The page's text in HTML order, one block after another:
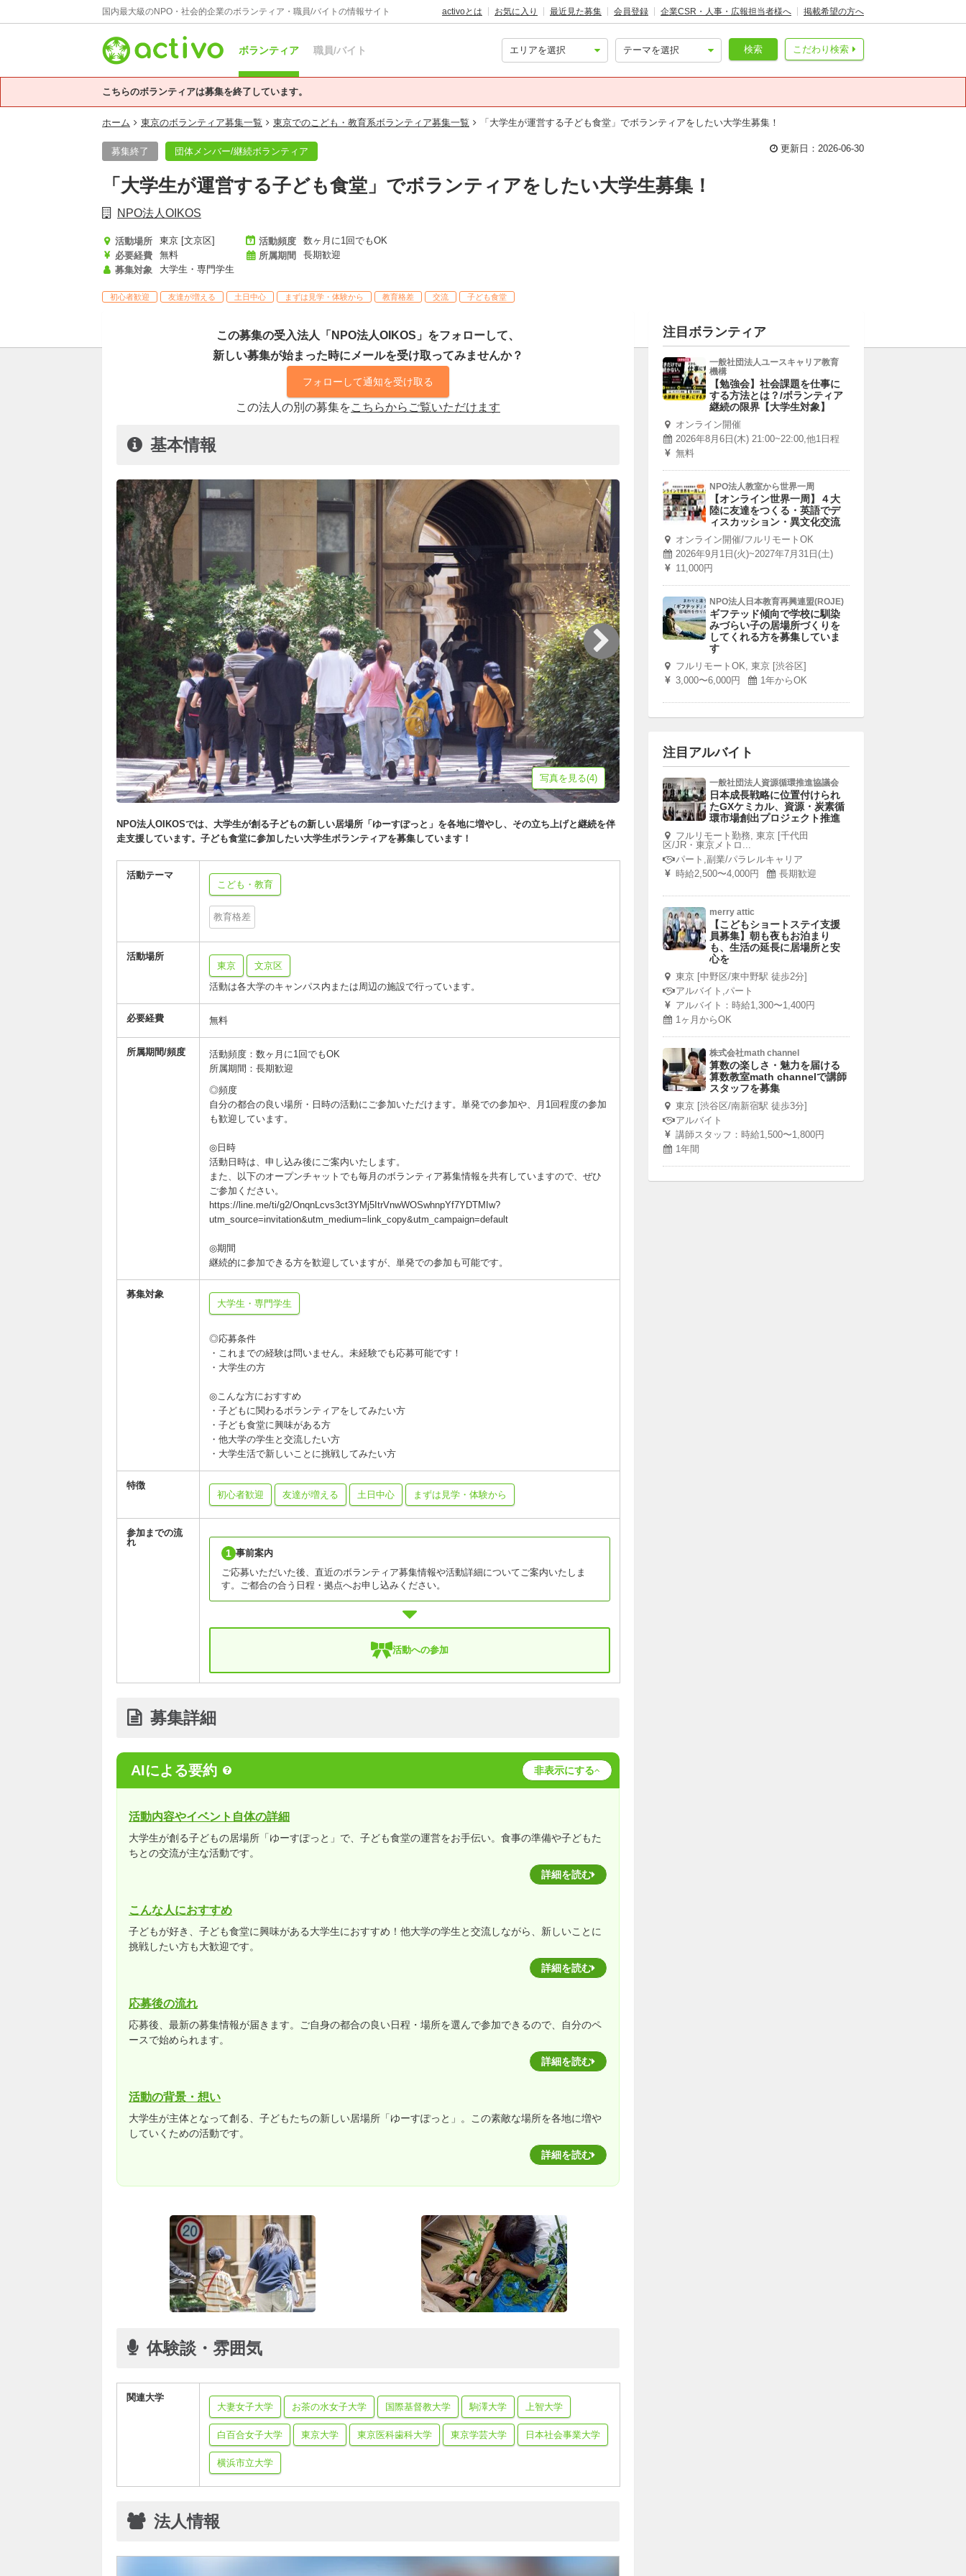
国内最大級のNPO・社会的企業のボランティア・職員/バイトの情報サイト activoとは お気に入り 最近見た募集 会員登録 企業CSR・人事・広報担当者様へ 掲載希望の方へ
ボランティア 職員/バイト こだわり検索
検索
こちらのボランティアは募集を終了しています。
ホーム 東京のボランティア募集一覧 東京でのこども・教育系ボランティア募集一覧 「大学生が運営する子ども食堂」でボランティアをしたい大学生募集！
募集終了 団体メンバー/継続ボランティア 更新日：2026-06-30
「大学生が運営する子ども食堂」でボランティアをしたい大学生募集！
NPO法人OIKOS
活動場所
東京 [文京区]
必要経費
無料
募集対象
大学生・専門学生
活動頻度
数ヶ月に1回でもOK
所属期間
長期歓迎
初心者歓迎 友達が増える 土日中心 まずは見学・体験から 教育格差 交流 子ども食堂
この募集の受入法人「NPO法人OIKOS」をフォローして、
新しい募集が始まった時にメールを受け取ってみませんか？
フォローして通知を受け取る
この法人の別の募集をこちらからご覧いただけます
基本情報
写真を見る(4)
NPO法人OIKOSでは、大学生が創る子どもの新しい居場所「ゆーすぽっと」を各地に増やし、その立ち上げと継続を伴
走支援しています。子ども食堂に参加したい大学生ボランティアを募集しています！
活動テーマ
こども・教育
教育格差
活動場所
東京
文京区
活動は各大学のキャンパス内または周辺の施設で行っています。
必要経費 無料
所属期間/頻度
活動頻度：数ヶ月に1回でもOK
所属期間：長期歓迎
◎頻度
自分の都合の良い場所・日時の活動にご参加いただけます。単発での参加や、月1回程度の参加
も歓迎しています。
◎日時
活動日時は、申し込み後にご案内いたします。
また、以下のオープンチャットでも毎月のボランティア募集情報を共有していますので、ぜひ
ご参加ください。
https://line.me/ti/g2/OnqnLcvs3ct3YMj5ItrVnwWOSwhnpYf7YDTMIw?
utm_source=invitation&utm_medium=link_copy&utm_campaign=default
◎期間
継続的に参加できる方を歓迎していますが、単発での参加も可能です。
募集対象
大学生・専門学生
◎応募条件
・これまでの経験は問いません。未経験でも応募可能です！
・大学生の方
◎こんな方におすすめ
・子どもに関わるボランティアをしてみたい方
・子ども食堂に興味がある方
・他大学の学生と交流したい方
・大学生活で新しいことに挑戦してみたい方
特徴
初心者歓迎
友達が増える 土日中心 まずは見学・体験から
参加までの流
れ
1 事前案内
ご応募いただいた後、直近のボランティア募集情報や活動詳細についてご案内いたしま
す。ご都合の合う日程・拠点へお申し込みください。
活動への参加
募集詳細
AIによる要約 非表示にする
活動内容やイベント自体の詳細
大学生が創る子どもの居場所「ゆーすぽっと」で、子ども食堂の運営をお手伝い。食事の準備や子どもた
ちとの交流が主な活動です。
詳細を読む
こんな人におすすめ
子どもが好き、子ども食堂に興味がある大学生におすすめ！他大学の学生と交流しながら、新しいことに
挑戦したい方も大歓迎です。
詳細を読む
応募後の流れ
応募後、最新の募集情報が届きます。ご自身の都合の良い日程・場所を選んで参加できるので、自分のペ
ースで始められます。
詳細を読む
活動の背景・想い
大学生が主体となって創る、子どもたちの新しい居場所「ゆーすぽっと」。この素敵な場所を各地に増や
していくための活動です。
詳細を読む
体験談・雰囲気
関連大学
大妻女子大学
お茶の水女子大学 国際基督教大学 駒澤大学 上智大学
白百合女子大学 東京大学 東京医科歯科大学 東京学芸大学 日本社会事業大学
横浜市立大学
法人情報
注目ボランティア
一般社団法人ユースキャリア教育
機構
【勉強会】社会課題を仕事に
する方法とは？/ボランティア
継続の限界【大学生対象】
オンライン開催
2026年8月6日(木) 21:00~22:00,他1日程
無料
NPO法人教室から世界一周
【オンライン世界一周】４大
陸に友達をつくる・英語でデ
ィスカッション・異文化交流
オンライン開催/フルリモートOK
2026年9月1日(火)~2027年7月31日(土)
11,000円
NPO法人日本教育再興連盟(ROJE)
ギフテッド傾向で学校に馴染
みづらい子の居場所づくりを
してくれる方を募集していま
す
フルリモートOK, 東京 [渋谷区]
3,000〜6,000円
1年からOK
注目アルバイト
一般社団法人資源循環推進協議会
日本成長戦略に位置付けられ
たGXケミカル、資源・炭素循
環市場創出プロジェクト推進
フルリモート勤務, 東京 [千代田
区/JR・東京メトロ...
パート,副業/パラレルキャリア
時給2,500〜4,000円
長期歓迎
merry attic
【こどもショートステイ支援
員募集】朝も夜もお泊まり
も、生活の延長に居場所と安
心を
東京 [中野区/東中野駅 徒歩2分]
アルバイト,パート
アルバイト：時給1,300〜1,400円
1ヶ月からOK
株式会社math channel
算数の楽しさ・魅力を届ける
算数教室math channelで講師
スタッフを募集
東京 [渋谷区/南新宿駅 徒歩3分]
アルバイト
講師スタッフ：時給1,500〜1,800円
1年間